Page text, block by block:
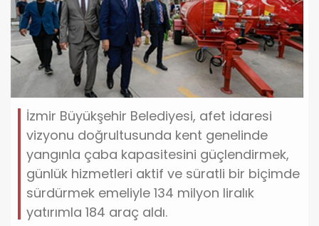
İzmir Büyükşehir Belediyesi, afet idaresi
vizyonu doğrultusunda kent genelinde
yangınla çaba kapasitesini güçlendirmek,
günlük hizmetleri aktif ve süratli bir biçimde
sürdürmek emeliyle 134 milyon liralık
yatırımla 184 araç aldı.